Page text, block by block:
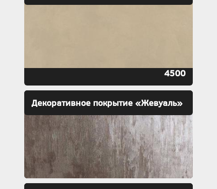
4500
Декоративное покрытие «Жевуаль»